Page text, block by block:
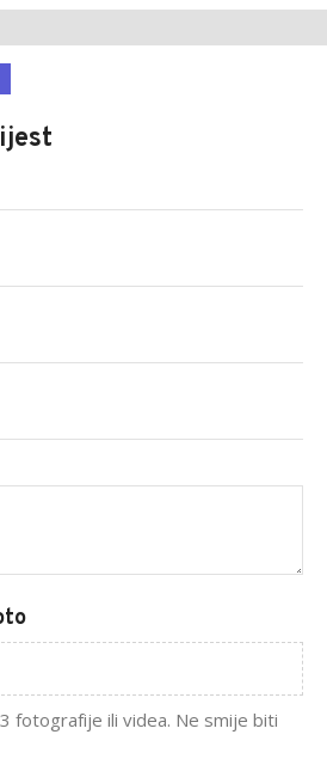
fotografije ili videa. Ne smije biti